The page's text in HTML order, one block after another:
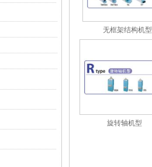
无框架结构机型
旋转轴机型